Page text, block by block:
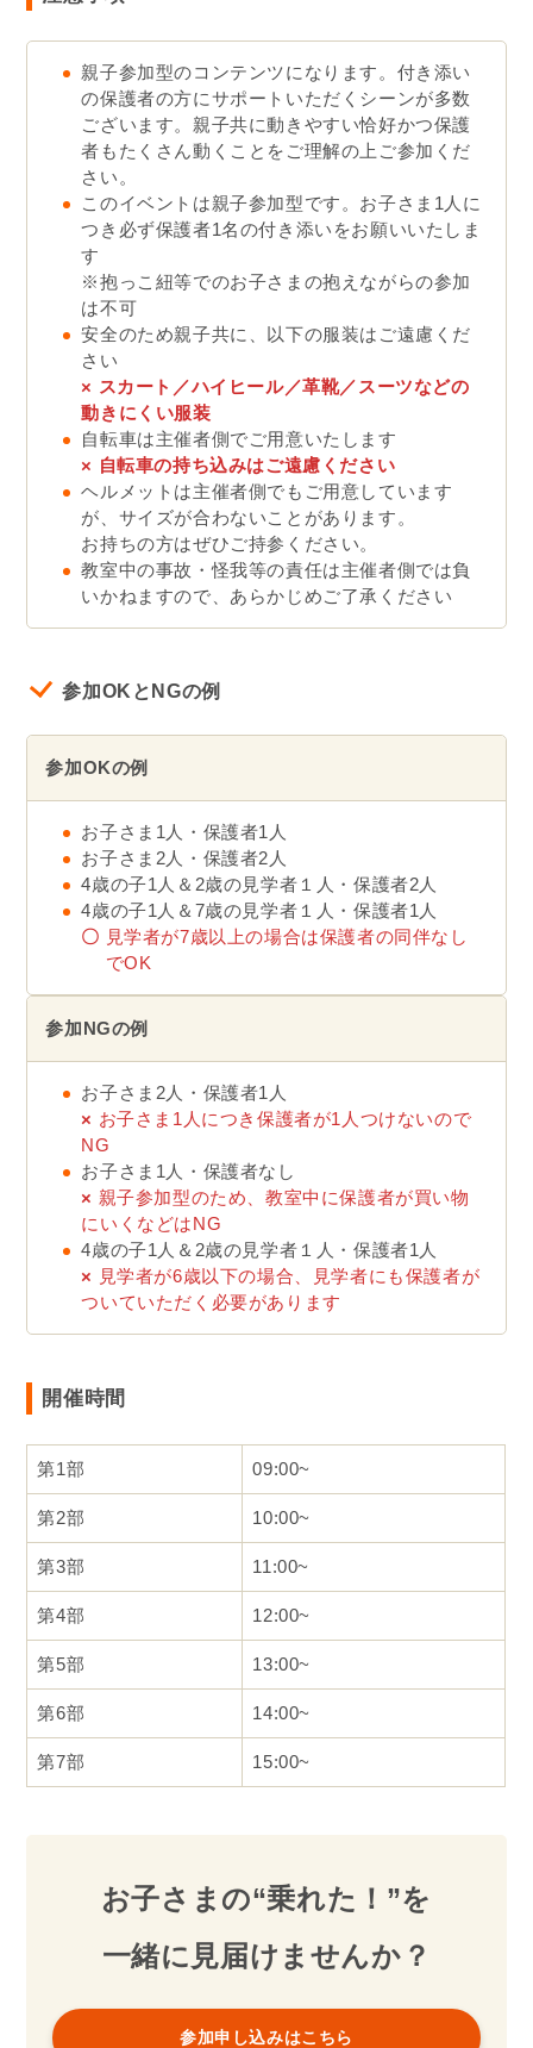
親子参加型のコンテンツになります。付き添い
の保護者の方にサポートいただくシーンが多数
ございます。親子共に動きやすい恰好かつ保護
者もたくさん動くことをご理解の上ご参加くだ
さい。
このイベントは親子参加型です。お子さま1人に
つき必ず保護者1名の付き添いをお願いいたしま
す
※抱っこ紐等でのお子さまの抱えながらの参加
は不可
安全のため親子共に、以下の服装はご遠慮くだ
さい
× スカート／ハイヒール／革靴／スーツなどの
動きにくい服装
自転車は主催者側でご用意いたします
× 自転車の持ち込みはご遠慮ください
ヘルメットは主催者側でもご用意しています
が、サイズが合わないことがあります。
お持ちの方はぜひご持参ください。
教室中の事故・怪我等の責任は主催者側では負
いかねますので、あらかじめご了承ください
参加OKとNGの例
参加OKの例
お子さま1人・保護者1人
お子さま2人・保護者2人
4歳の子1人＆2歳の見学者１人・保護者2人
4歳の子1人＆7歳の見学者１人・保護者1人
〇 見学者が7歳以上の場合は保護者の同伴なし
でOK
参加NGの例
お子さま2人・保護者1人
× お子さま1人につき保護者が1人つけないので
NG
お子さま1人・保護者なし
× 親子参加型のため、教室中に保護者が買い物
にいくなどはNG
4歳の子1人＆2歳の見学者１人・保護者1人
× 見学者が6歳以下の場合、見学者にも保護者が
ついていただく必要があります
開催時間
第1部 09:00~
第2部 10:00~
第3部 11:00~
第4部 12:00~
第5部 13:00~
第6部 14:00~
第7部 15:00~
お子さまの“乗れた！”を
一緒に見届けませんか？
参加申し込みはこちら